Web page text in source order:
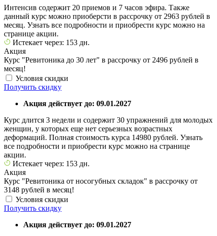
Интенсив содержит 20 приемов и 7 часов эфира. Также
данный курс можно приоберсти в рассрочку от 2963 рублей в
месяц. Узнать все подробности и приобрести курс можно на
странице акции.
Истекает через: 153 дн.
Акция
Курс "Ревитоника до 30 лет" в рассрочку от 2496 рублей в
месяц!
Условия скидки
Получить скидку
Акция действует до: 09.01.2027
Курс длится 3 недели и содержит 30 упражнений для молодых
женщин, у которых еще нет серьезных возрастных
деформаций. Полная стоимость курса 14980 рублей. Узнать
все подробности и приобрести курс можно на странице
акции.
Истекает через: 153 дн.
Акция
Курс "Ревитоника от носогубных складок" в рассрочку от
3148 рублей в месяц!
Условия скидки
Получить скидку
Акция действует до: 09.01.2027